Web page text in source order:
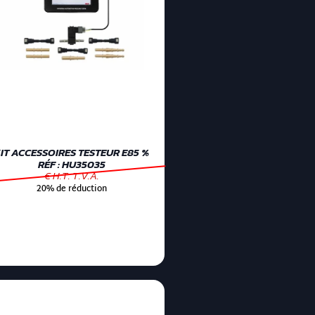
ACCESSOIRES TESTEUR E85 %
RÉF : HU35035
€ H.T. T.V.A.
20% de réduction